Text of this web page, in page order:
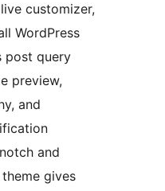
customizer,
WordPress
post query
preview,
and
and
gives